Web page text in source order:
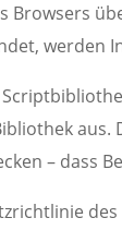
Browsers
werden
aus.
– dass